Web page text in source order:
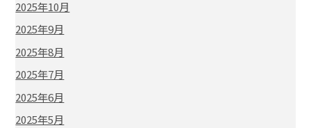
2025年10月
2025年9月
2025年8月
2025年7月
2025年6月
2025年5月